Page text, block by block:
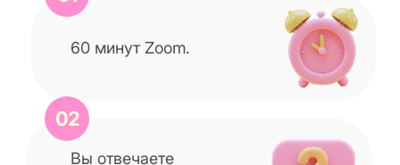
мы смотрим вашу ситуацию
и понимаем реальную причину.
ПОЧЕМУ ЭТО БЕСПЛАТНО